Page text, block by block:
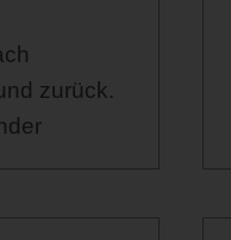
zurück.